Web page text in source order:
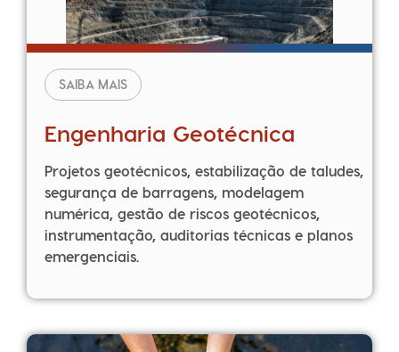
SAIBA MAIS
Engenharia Geotécnica
Projetos geotécnicos, estabilização de taludes,
segurança de barragens, modelagem
numérica, gestão de riscos geotécnicos,
instrumentação, auditorias técnicas e planos
emergenciais.